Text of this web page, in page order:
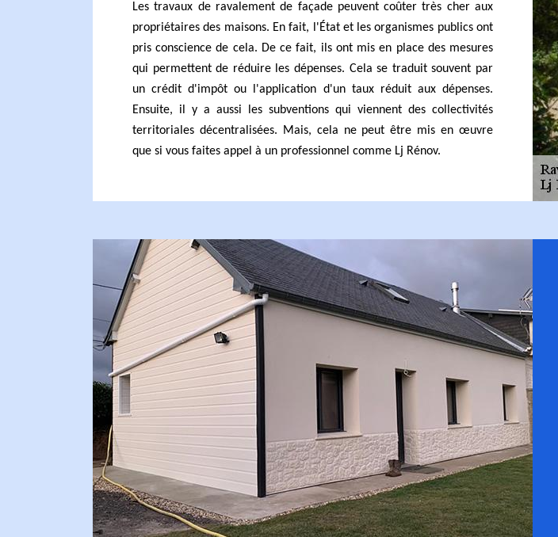
Les travaux de ravalement de façade peuvent coûter très cher aux
propriétaires des maisons. En fait, l'État et les organismes publics ont
pris conscience de cela. De ce fait, ils ont mis en place des mesures
qui permettent de réduire les dépenses. Cela se traduit souvent par
un crédit d'impôt ou l'application d'un taux réduit aux dépenses.
Ensuite, il y a aussi les subventions qui viennent des collectivités
territoriales décentralisées. Mais, cela ne peut être mis en œuvre
que si vous faites appel à un professionnel comme Lj Rénov.